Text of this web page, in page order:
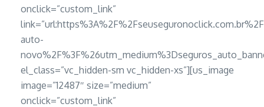
onclick=”custom_link”
auto-
el_class=”vc_hidden-sm vc_hidden-xs”][us_image
image=”12487″ size=”medium”
onclick=”custom_link”